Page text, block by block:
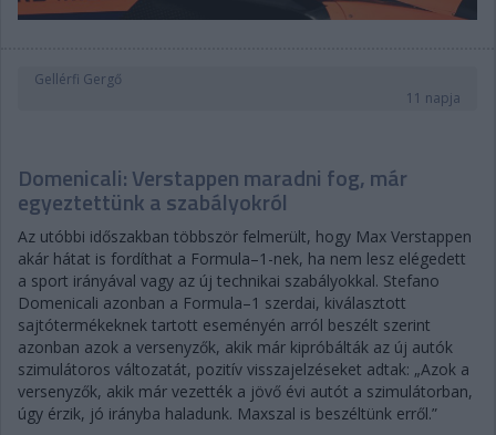
Gellérfi Gergő
11 napja
Domenicali: Verstappen maradni fog, már
egyeztettünk a szabályokról
Az utóbbi időszakban többször felmerült, hogy Max Verstappen
akár hátat is fordíthat a Formula–1-nek, ha nem lesz elégedett
a sport irányával vagy az új technikai szabályokkal. Stefano
Domenicali azonban a Formula–1 szerdai, kiválasztott
sajtótermékeknek tartott eseményén arról beszélt szerint
azonban azok a versenyzők, akik már kipróbálták az új autók
szimulátoros változatát, pozitív visszajelzéseket adtak: „Azok a
versenyzők, akik már vezették a jövő évi autót a szimulátorban,
úgy érzik, jó irányba haladunk. Maxszal is beszéltünk erről.”